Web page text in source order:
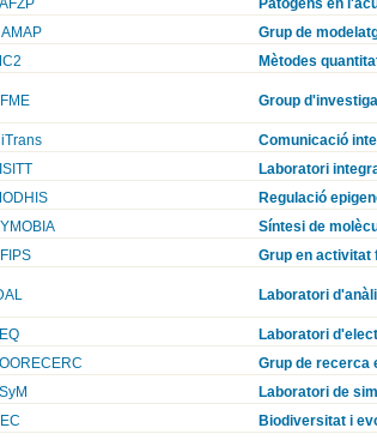
Patogens en
Grup de
Mètodes
Group
Comunicació
Laboratori
Regulació
Síntesi de
Grup en activitat
Laboratori
Laboratori
Grup de recerca
Laboratori de
Biodiversitat i